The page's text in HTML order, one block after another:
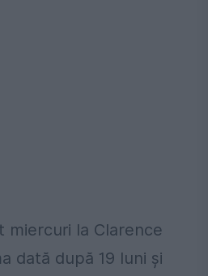
miercuri la Clarence
dată după 19 luni și